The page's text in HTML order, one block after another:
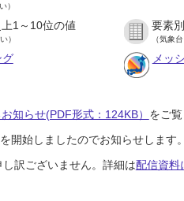
）
1～10位の値
）
要素
（気象
グ メッ
知らせ(PDF形式：124KB） をご
開始しましたのでお知らせします
訳ございません。詳細は配信資料